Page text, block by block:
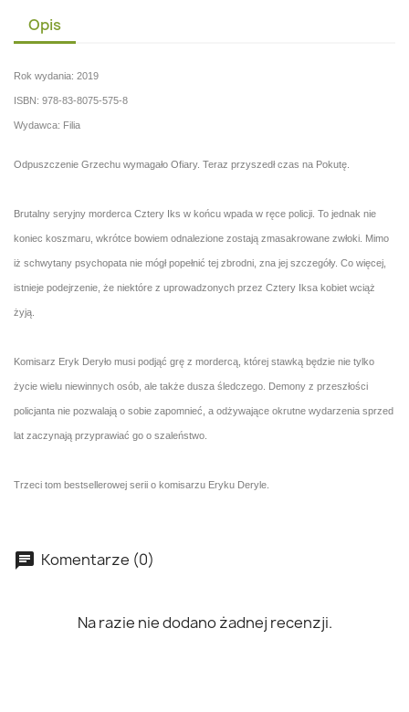
Opis
Rok wydania: 2019
ISBN: 978-83-8075-575-8
Wydawca: Filia
Odpuszczenie Grzechu wymagało Ofiary. Teraz przyszedł czas na Pokutę.
Brutalny seryjny morderca Cztery Iks w końcu wpada w ręce policji. To jednak nie
koniec koszmaru, wkrótce bowiem odnalezione zostają zmasakrowane zwłoki. Mimo
iż schwytany psychopata nie mógł popełnić tej zbrodni, zna jej szczegóły. Co więcej,
istnieje podejrzenie, że niektóre z uprowadzonych przez Cztery Iksa kobiet wciąż
żyją.
Komisarz Eryk Deryło musi podjąć grę z mordercą, której stawką będzie nie tylko
życie wielu niewinnych osób, ale także dusza śledczego. Demony z przeszłości
policjanta nie pozwalają o sobie zapomnieć, a odżywające okrutne wydarzenia sprzed
lat zaczynają przyprawiać go o szaleństwo.
Trzeci tom bestsellerowej serii o komisarzu Eryku Deryle.
Komentarze (0)
Na razie nie dodano żadnej recenzji.